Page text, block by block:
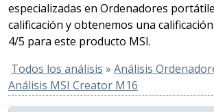
especializadas en Ordenadores
calificación y obtenemos una
4/5 para este producto MSI.
Todos los análisis » Análisis
Análisis MSI Creator M16